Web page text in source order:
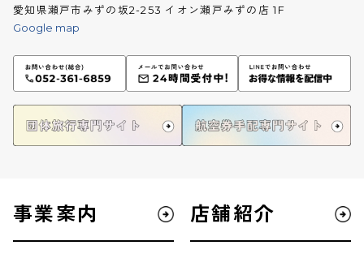
愛知県瀬戸市みずの坂2-253 イオン瀬戸みずの店 1F
Google map
事業案内 店舗紹介